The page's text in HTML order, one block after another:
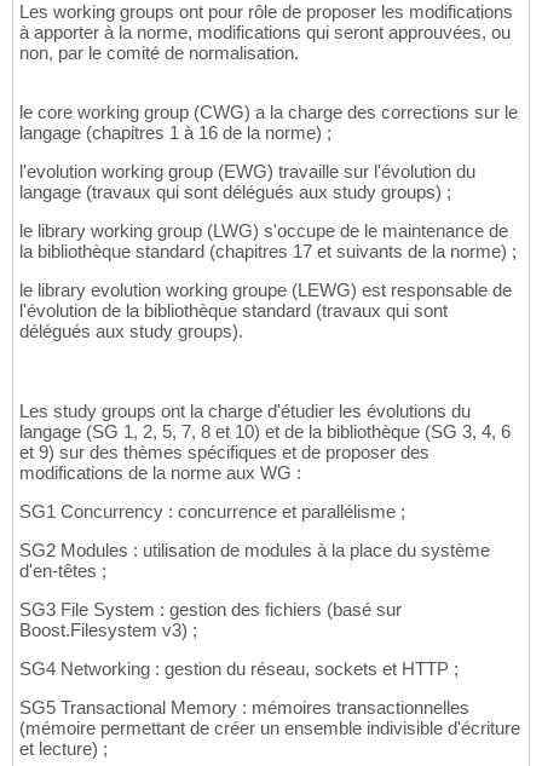
Les working groups ont pour rôle de proposer les modifications
à apporter à la norme, modifications qui seront approuvées, ou
non, par le comité de normalisation.
le core working group (CWG) a la charge des corrections sur le
langage (chapitres 1 à 16 de la norme) ;
l'evolution working group (EWG) travaille sur l'évolution du
langage (travaux qui sont délégués aux study groups) ;
le library working group (LWG) s'occupe de le maintenance de
la bibliothèque standard (chapitres 17 et suivants de la norme) ;
le library evolution working groupe (LEWG) est responsable de
l'évolution de la bibliothèque standard (travaux qui sont
délégués aux study groups).
Les study groups ont la charge d'étudier les évolutions du
langage (SG 1, 2, 5, 7, 8 et 10) et de la bibliothèque (SG 3, 4, 6
et 9) sur des thèmes spécifiques et de proposer des
modifications de la norme aux WG :
SG1 Concurrency : concurrence et parallélisme ;
SG2 Modules : utilisation de modules à la place du système
d'en-têtes ;
SG3 File System : gestion des fichiers (basé sur
Boost.Filesystem v3) ;
SG4 Networking : gestion du réseau, sockets et HTTP ;
SG5 Transactional Memory : mémoires transactionnelles
(mémoire permettant de créer un ensemble indivisible d'écriture
et lecture) ;